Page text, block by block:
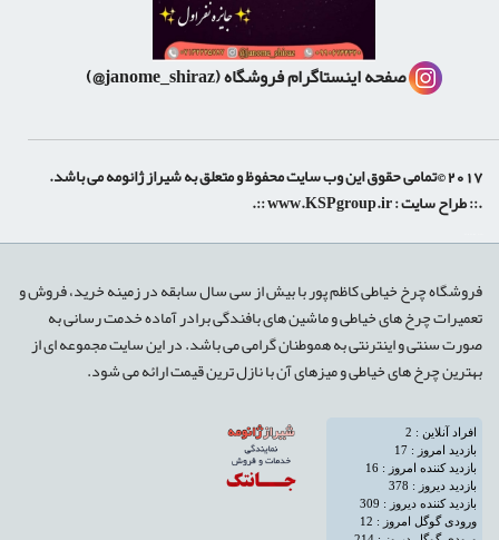
صفحه اینستاگرام فروشگاه(janome_shiraz@)
2017 ©تمامی حقوق این وب سایت محفوظ و متعلق به شیراز ژانومه می باشد.
.:: طراح سایت :www.KSPgroup.ir
::.
فروشگاه چرخ خیاطی کاظم پور با بیش از سی سال سابقه در زمینه خرید، فروش و
تعمیرات چرخ های خیاطی و ماشین های بافندگی برادر آماده خدمت رسانی به
صورت سنتی و اینترنتی به هموطنان گرامی می باشد. در این سایت مجموعه ای از
بهترین چرخ های خیاطی و میزهای آن با نازل ترین قیمت ارائه می شود.